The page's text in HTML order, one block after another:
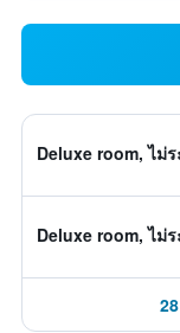
Deluxe room, ไม่ร
Deluxe room, ไม่ร